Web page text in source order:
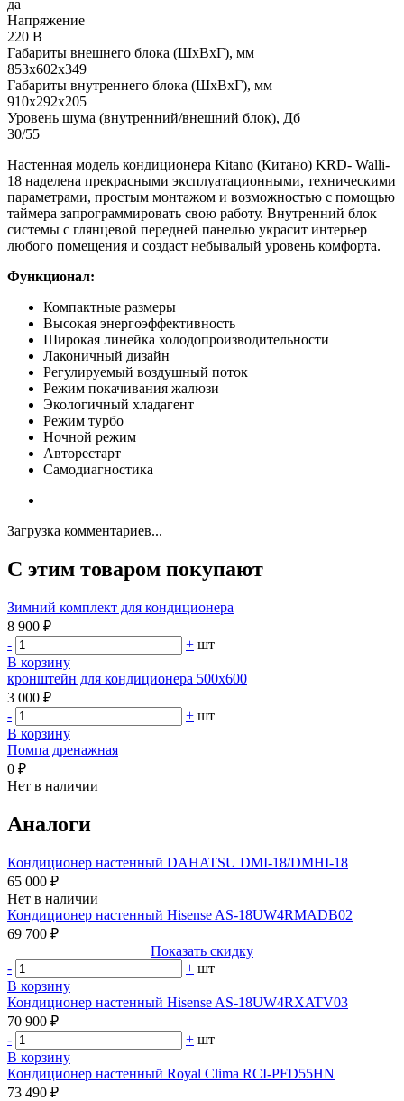
да
Напряжение
220 В
Габариты внешнего блока (ШхВхГ), мм
853х602х349
Габариты внутреннего блока (ШхВхГ), мм
910х292х205
Уровень шума (внутренний/внешний блок), Дб
30/55
Настенная модель кондиционера Kitano (Китано) KRD- Walli-
18 наделена прекрасными эксплуатационными, техническими
параметрами, простым монтажом и возможностью с помощью
таймера запрограммировать свою работу. Внутренний блок
системы с глянцевой передней панелью украсит интерьер
любого помещения и создаст небывалый уровень комфорта.
Функционал:
Компактные размеры
Высокая энергоэффективность
Широкая линейка холодопроизводительности
Лаконичный дизайн
Регулируемый воздушный поток
Режим покачивания жалюзи
Экологичный хладагент
Режим турбо
Ночной режим
Авторестарт
Самодиагностика
Загрузка комментариев...
С этим товаром покупают
Зимний комплект для кондиционера
8 900 ₽
-
+ шт
В корзину
кронштейн для кондиционера 500х600
3 000 ₽
-
+ шт
В корзину
Помпа дренажная
0 ₽
Нет в наличии
Аналоги
Кондиционер настенный DAHATSU DMI-18/DMHI-18
65 000 ₽
Нет в наличии
Кондиционер настенный Hisense AS-18UW4RMADB02
69 700 ₽
Показать скидку
-
+ шт
В корзину
Кондиционер настенный Hisense AS-18UW4RXATV03
70 900 ₽
-
+ шт
В корзину
Кондиционер настенный Royal Clima RCI-PFD55HN
73 490 ₽